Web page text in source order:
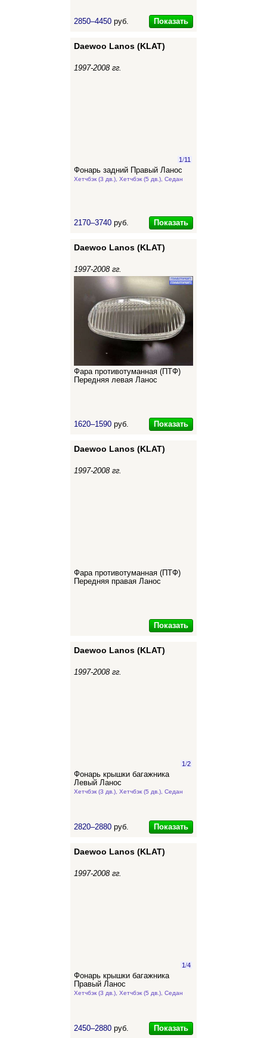
2850–4450 руб. Показать
Daewoo Lanos (KLAT)
1997-2008 гг.
1/11
Фонарь задний Правый Ланос
Хетчбэк (3 дв.), Хетчбэк (5 дв.), Седан
2170–3740 руб. Показать
Daewoo Lanos (KLAT)
1997-2008 гг.
Фара противотуманная (ПТФ)
Передняя левая Ланос
1620–1590 руб. Показать
Daewoo Lanos (KLAT)
1997-2008 гг.
Фара противотуманная (ПТФ)
Передняя правая Ланос
Показать
Daewoo Lanos (KLAT)
1997-2008 гг.
1/2
Фонарь крышки багажника
Левый Ланос
Хетчбэк (3 дв.), Хетчбэк (5 дв.), Седан
2820–2880 руб. Показать
Daewoo Lanos (KLAT)
1997-2008 гг.
1/4
Фонарь крышки багажника
Правый Ланос
Хетчбэк (3 дв.), Хетчбэк (5 дв.), Седан
2450–2880 руб. Показать